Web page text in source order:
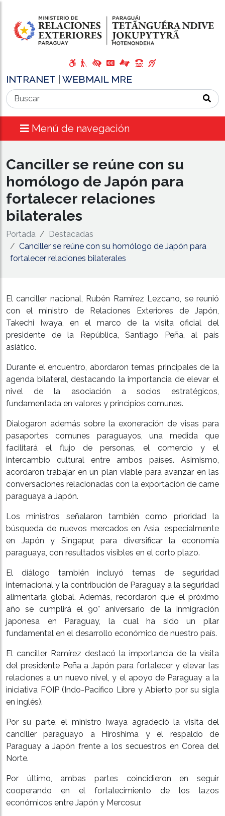
INTRANET WEBMAIL MRE
Menú de navegación
Canciller se reúne con su
homólogo de Japón para
fortalecer relaciones
bilaterales
Portada
Destacadas
Canciller se reúne con su homólogo de Japón para
fortalecer relaciones bilaterales
El canciller nacional, Rubén Ramírez Lezcano, se reunió
con el ministro de Relaciones Exteriores de Japón,
Takechi Iwaya, en el marco de la visita oficial del
presidente de la República, Santiago Peña, al país
asiático.
Durante el encuentro, abordaron temas principales de la
agenda bilateral, destacando la importancia de elevar el
nivel de la asociación a socios estratégicos,
fundamentada en valores y principios comunes.
Dialogaron además sobre la exoneración de visas para
pasaportes comunes paraguayos, una medida que
facilitará el flujo de personas, el comercio y el
intercambio cultural entre ambos países. Asimismo,
acordaron trabajar en un plan viable para avanzar en las
conversaciones relacionadas con la exportación de carne
paraguaya a Japón.
Los ministros señalaron también como prioridad la
búsqueda de nuevos mercados en Asia, especialmente
en Japón y Singapur, para diversificar la economía
paraguaya, con resultados visibles en el corto plazo.
El diálogo también incluyó temas de seguridad
internacional y la contribución de Paraguay a la seguridad
alimentaria global. Además, recordaron que el próximo
año se cumplirá el 90° aniversario de la inmigración
japonesa en Paraguay, la cual ha sido un pilar
fundamental en el desarrollo económico de nuestro país.
El canciller Ramírez destacó la importancia de la visita
del presidente Peña a Japón para fortalecer y elevar las
relaciones a un nuevo nivel, y el apoyo de Paraguay a la
iniciativa FOIP (Indo-Pacífico Libre y Abierto por su sigla
en inglés).
Por su parte, el ministro Iwaya agradeció la visita del
canciller paraguayo a Hiroshima y el respaldo de
Paraguay a Japón frente a los secuestros en Corea del
Norte.
Por último, ambas partes coincidieron en seguir
cooperando en el fortalecimiento de los lazos
económicos entre Japón y Mercosur.